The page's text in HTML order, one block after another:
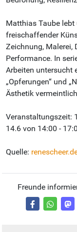
Matthias Taube
freischaffender
Zeichnung, Malerei,
Performance. In
Arbeiten untersucht
„Opferungen“ und
Ästhetik
Veranstaltungszeit:
14.6 von 14:00 -
Quelle:
Freunde